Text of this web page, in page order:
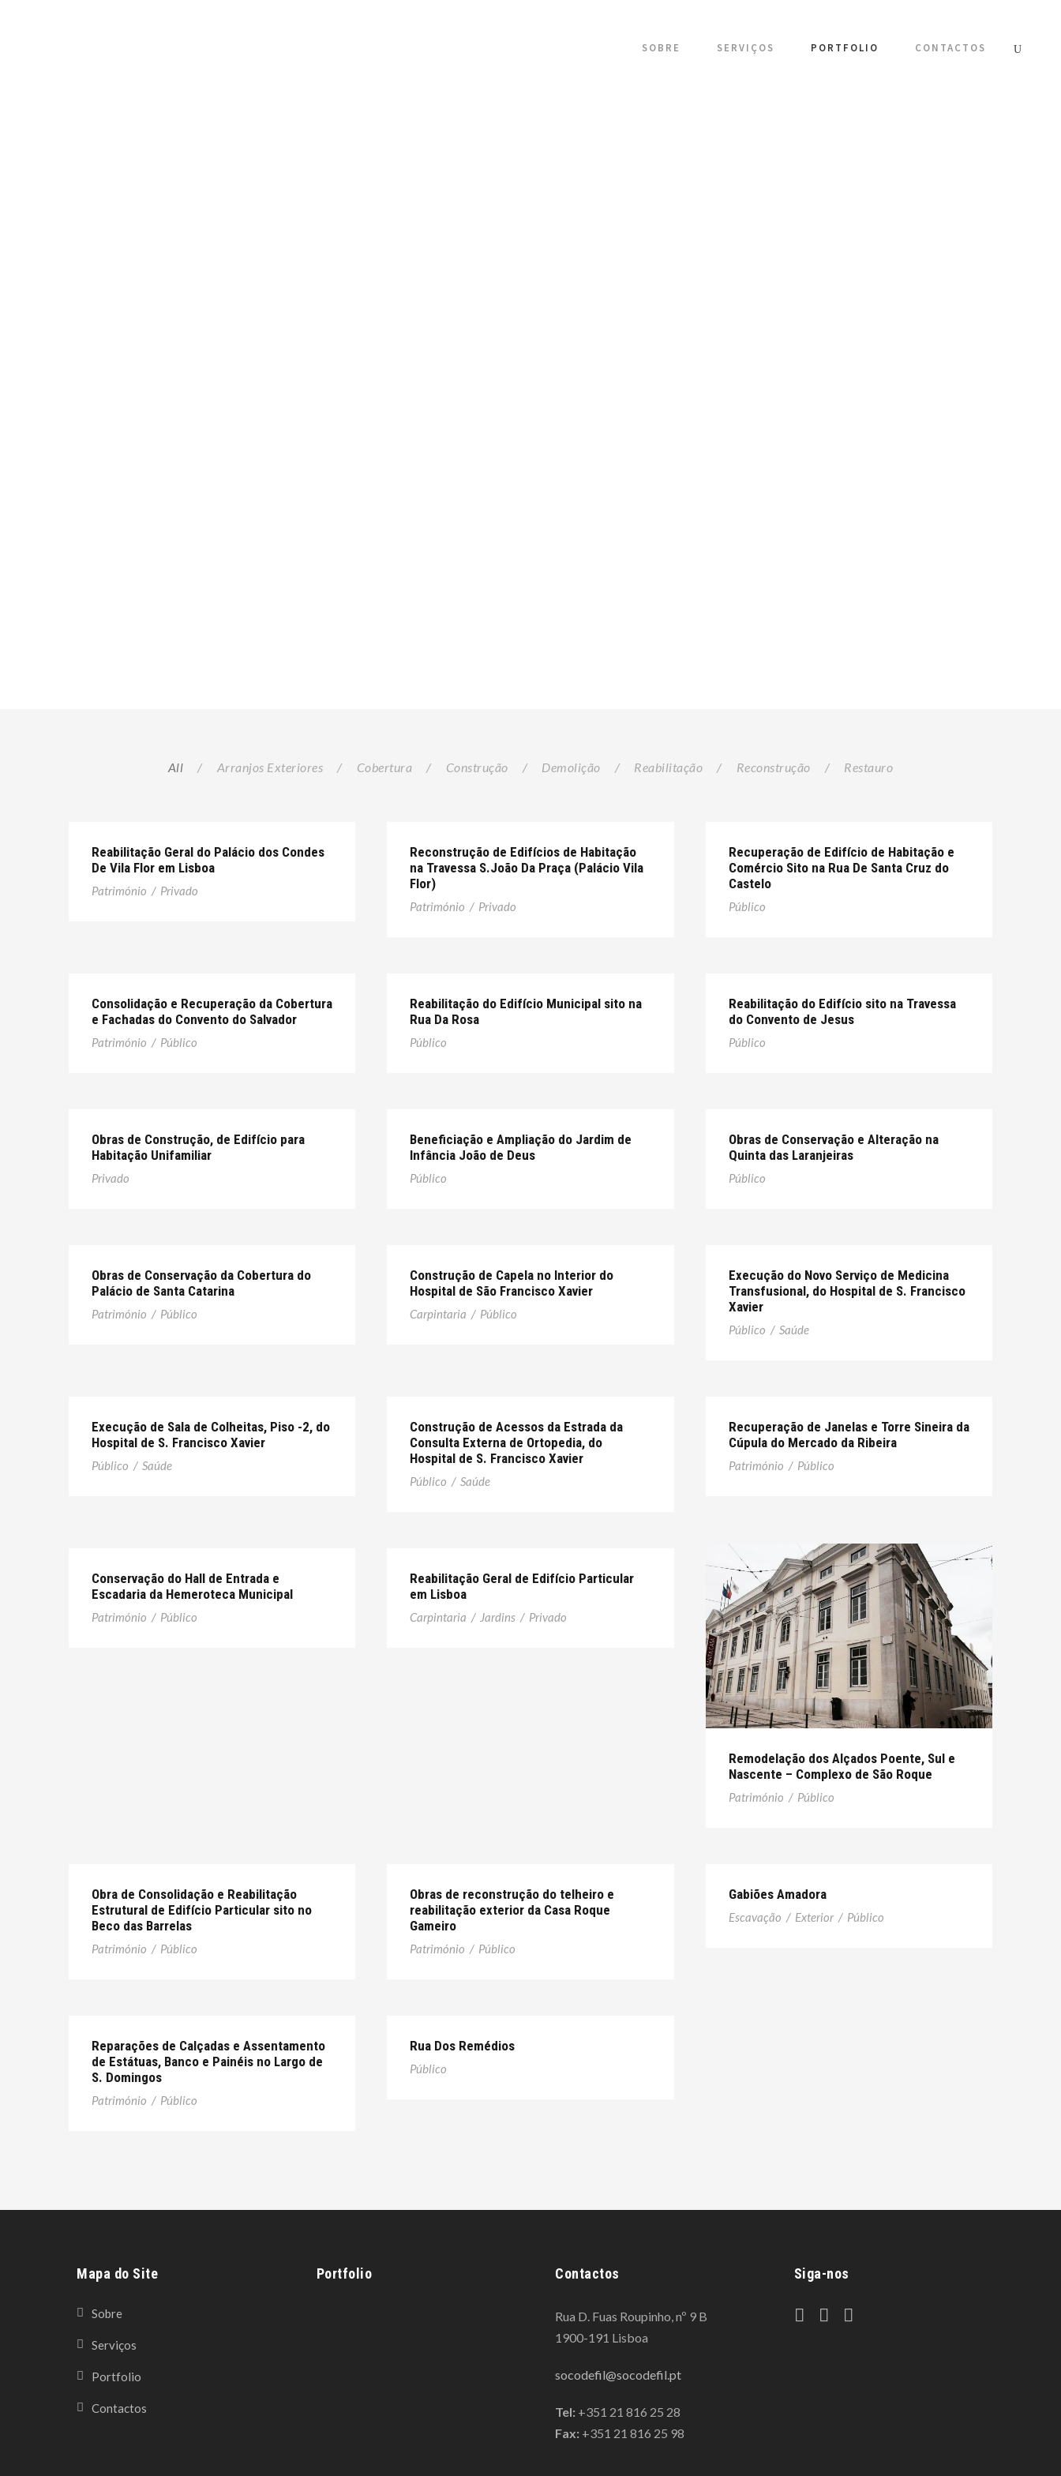
SOBRE SERVIÇOS PORTFOLIO CONTACTOS
All / Arranjos Exteriores / Cobertura / Construção / Demolição / Reabilitação / Reconstrução / Restauro
Reabilitação Geral do Palácio dos Condes
De Vila Flor em Lisboa
Património / Privado
Reconstrução de Edifícios de Habitação
na Travessa S.João Da Praça (Palácio Vila
Flor)
Património / Privado
Recuperação de Edifício de Habitação e
Comércio Sito na Rua De Santa Cruz do
Castelo
Público
Consolidação e Recuperação da Cobertura
e Fachadas do Convento do Salvador
Património / Público
Reabilitação do Edifício Municipal sito na
Rua Da Rosa
Público
Reabilitação do Edifício sito na Travessa
do Convento de Jesus
Público
Obras de Construção, de Edifício para
Habitação Unifamiliar
Privado
Beneficiação e Ampliação do Jardim de
Infância João de Deus
Público
Obras de Conservação e Alteração na
Quinta das Laranjeiras
Público
Obras de Conservação da Cobertura do
Palácio de Santa Catarina
Património / Público
Construção de Capela no Interior do
Hospital de São Francisco Xavier
Carpintaria / Público
Execução do Novo Serviço de Medicina
Transfusional, do Hospital de S. Francisco
Xavier
Público / Saúde
Execução de Sala de Colheitas, Piso -2, do
Hospital de S. Francisco Xavier
Público / Saúde
Construção de Acessos da Estrada da
Consulta Externa de Ortopedia, do
Hospital de S. Francisco Xavier
Público / Saúde
Recuperação de Janelas e Torre Sineira da
Cúpula do Mercado da Ribeira
Património / Público
Conservação do Hall de Entrada e
Escadaria da Hemeroteca Municipal
Património / Público
Reabilitação Geral de Edifício Particular
em Lisboa
Carpintaria / Jardins / Privado
Remodelação dos Alçados Poente, Sul e
Nascente – Complexo de São Roque
Património / Público
Obra de Consolidação e Reabilitação
Estrutural de Edifício Particular sito no
Beco das Barrelas
Património / Público
Obras de reconstrução do telheiro e
reabilitação exterior da Casa Roque
Gameiro
Património / Público
Gabiões Amadora
Escavação / Exterior / Público
Reparações de Calçadas e Assentamento
de Estátuas, Banco e Painéis no Largo de
S. Domingos
Património / Público
Rua Dos Remédios
Público
Mapa do Site
Sobre
Serviços
Portfolio
Contactos
Portfolio Contactos
Rua D. Fuas Roupinho, nº 9 B
1900-191 Lisboa
socodefil@socodefil.pt
Tel: +351 21 816 25 28
Fax: +351 21 816 25 98
Siga-nos